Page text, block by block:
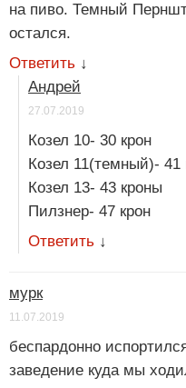
на пиво. Темный
остался.
Ответить ↓
Андрей
27.07.2019
Козел 10- 30 крон
Козел 11(темный)- 41
Козел 13- 43 кроны
Пилзнер- 47 крон
Ответить ↓
мурк
11.07.2019
беспардонно
заведение куда мы